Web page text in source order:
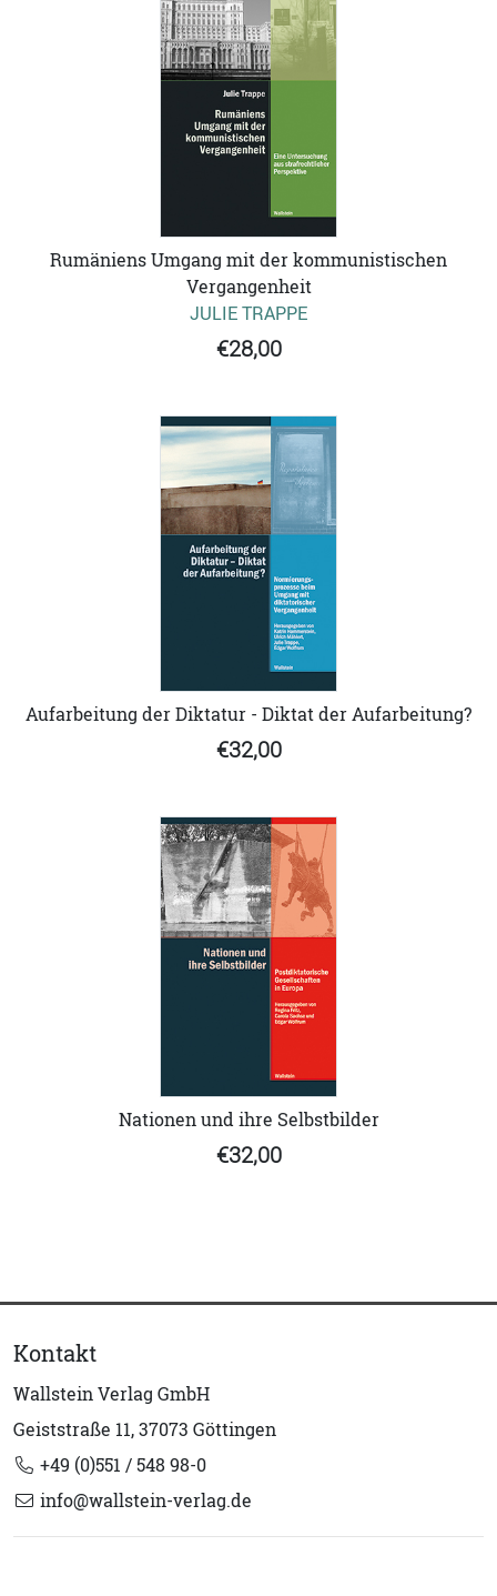
Rumäniens Umgang mit der kommunistischen
Vergangenheit
JULIE TRAPPE
€28,00
Aufarbeitung der Diktatur - Diktat der Aufarbeitung?
€32,00
Nationen und ihre Selbstbilder
€32,00
Kontakt
Wallstein Verlag GmbH
Geiststraße 11, 37073 Göttingen
+49 (0)551 / 548 98-0
info@wallstein-verlag.de